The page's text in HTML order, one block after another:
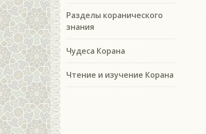
Разделы коранического
знания
Чудеса Корана
Чтение и изучение Корана